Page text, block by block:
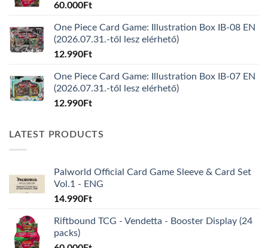
60.000Ft
One Piece Card Game: Illustration Box IB-08 EN
(2026.07.31.-től lesz elérhető)
12.990Ft
One Piece Card Game: Illustration Box IB-07 EN
(2026.07.31.-től lesz elérhető)
12.990Ft
LATEST PRODUCTS
Palworld Official Card Game Sleeve & Card Set
Vol.1 - ENG
14.990Ft
Riftbound TCG - Vendetta - Booster Display (24
packs)